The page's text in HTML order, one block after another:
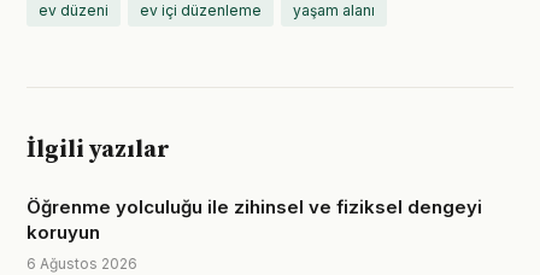
ev düzeni ev içi düzenleme yaşam alanı
İlgili yazılar
Öğrenme yolculuğu ile zihinsel ve fiziksel dengeyi
koruyun
6 Ağustos 2026